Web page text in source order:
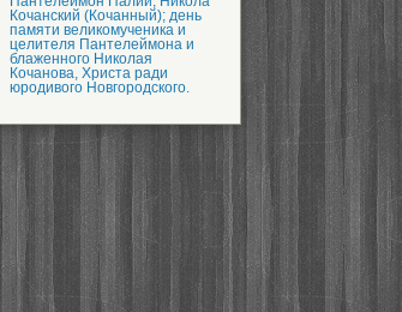
Кочанский (Кочанный); день
памяти великомученика и
целителя Пантелеймона и
блаженного Николая
Кочанова, Христа ради
юродивого Новгородского.